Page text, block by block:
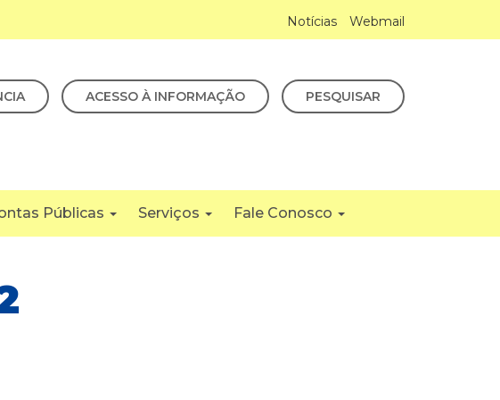
Notícias Webmail
ACESSO À INFORMAÇÃO PESQUISAR
Públicas Serviços Fale Conosco